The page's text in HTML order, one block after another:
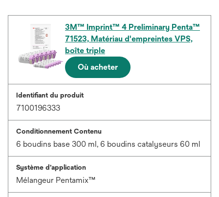
3M™ Imprint™ 4 Preliminary Penta™
71523, Matériau d'empreintes VPS,
boîte triple
Où acheter
Identifiant du produit
7100196333
Conditionnement Contenu
6 boudins base 300 ml, 6 boudins catalyseurs 60 ml
Système d’application
Mélangeur Pentamix™